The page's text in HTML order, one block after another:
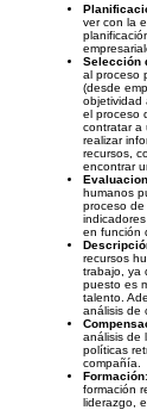
ver con la
Selección
al proceso
(desde
objetividad
el proceso
contratar a
realizar
recursos,
encontrar
humanos
proceso
en función
recursos
trabajo, ya
puesto es
talento.
análisis de
análisis de
políticas
compañía.
Formación
formación
liderazgo,